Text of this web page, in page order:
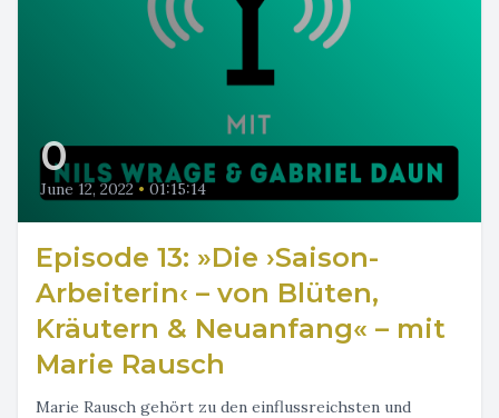
0
June 12, 2022 • 01:15:14
Episode 13: »Die ›Saison-
Arbeiterin‹ – von Blüten,
Kräutern & Neuanfang« – mit
Marie Rausch
Marie Rausch gehört zu den einflussreichsten und